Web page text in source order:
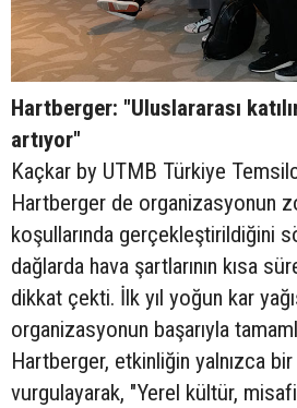
Hartberger: "Uluslararası
artıyor"
Kaçkar by UTMB Türkiye
Hartberger de organizasyonun
koşullarında gerçekleştirildiğini
dağlarda hava şartlarının kısa
dikkat çekti. İlk yıl yoğun kar
organizasyonun başarıyla
Hartberger, etkinliğin yalnızca bir
vurgulayarak, "Yerel kültür,